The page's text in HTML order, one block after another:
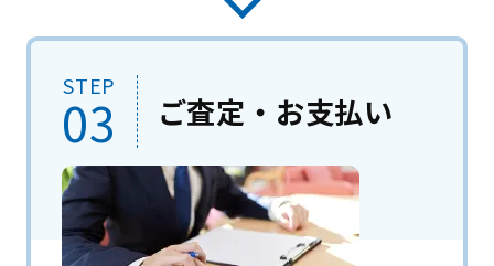
STEP
03 ご査定・お支払い